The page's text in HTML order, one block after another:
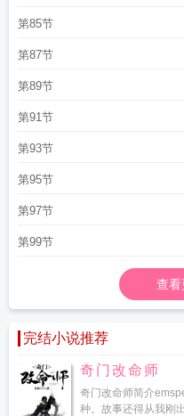
第85节
第87节
第89节
第91节
第93节
第95节
第97节
第99节
查看
完结小说推荐
奇门改命师
奇门改命师简介
种。故事还得从我刚